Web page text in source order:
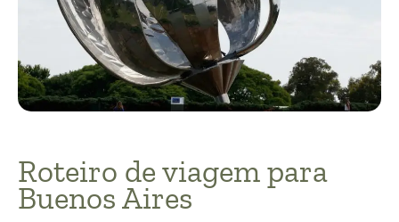
Roteiro de viagem para
Buenos Aires